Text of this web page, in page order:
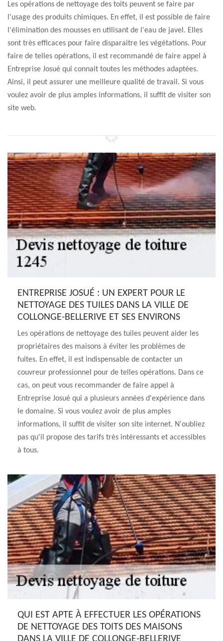
Les opérations de nettoyage des toits peuvent se faire par
l'usage des produits chimiques. En effet, il est possible de faire
l'élimination des mousses en utilisant de l'eau de javel. Elles
sont très efficaces pour faire disparaitre les végétations. Pour
faire de telles opérations, il est recommandé de faire appel à
Entreprise Josué qui connait toutes les méthodes adaptées.
Ainsi, il peut assurer une meilleure qualité de travail. Si vous
voulez avoir de plus amples informations, il suffit de visiter son
site web.
ENTREPRISE JOSUÉ : UN EXPERT POUR LE
NETTOYAGE DES TUILES DANS LA VILLE DE
COLLONGE-BELLERIVE ET SES ENVIRONS
Les opérations de nettoyage des tuiles peuvent aider les
propriétaires des maisons à éviter les problèmes de
fuites. En effet, il est indispensable de contacter un
couvreur professionnel pour de telles opérations. Dans ce
cas, on peut vous recommander de faire appel à
Entreprise Josué qui a plusieurs années d'expérience dans
le domaine. Si vous voulez avoir de plus amples
informations, il suffit de visiter son site internet. N'oubliez
pas qu'il propose des tarifs très intéressants et accessibles
à tous.
QUI EST APTE À EFFECTUER LES OPÉRATIONS
DE NETTOYAGE DES TOITS DES MAISONS
DANS LA VILLE DE COLLONGE-BELLERIVE